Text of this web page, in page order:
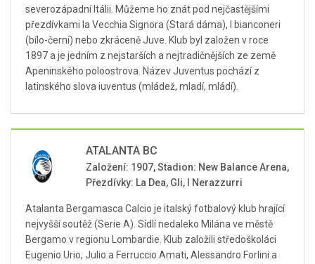
severozápadní Itálii. Můžeme ho znát pod nejčastějšími
přezdívkami la Vecchia Signora (Stará dáma), I bianconeri
(bílo-černí) nebo zkráceně Juve. Klub byl založen v roce
1897 a je jedním z nejstarších a nejtradičnějších ze země
Apeninského poloostrova. Název Juventus pochází z
latinského slova iuventus (mládež, mladí, mládí).
ATALANTA BC
Založení: 1907, Stadion: New Balance Arena,
Přezdívky: La Dea, Gli, I Nerazzurri
Atalanta Bergamasca Calcio je italský fotbalový klub hrající
nejvyšší soutěž (Serie A). Sídlí nedaleko Milána ve městě
Bergamo v regionu Lombardie. Klub založili středoškoláci
Eugenio Urio, Julio a Ferruccio Amati, Alessandro Forlini a